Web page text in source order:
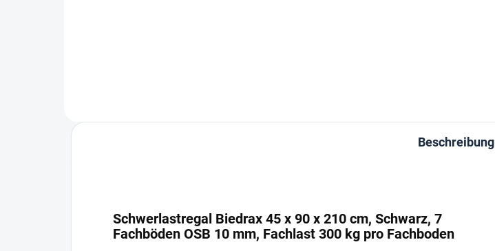
Beschreibung
Schwerlastregal Biedrax 45 x 90 x 210 cm, Schwarz, 7
Fachböden OSB 10 mm, Fachlast 300 kg pro Fachboden